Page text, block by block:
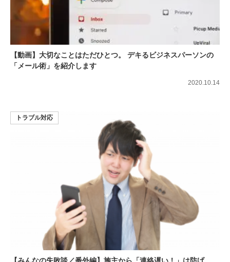
【動画】大切なことはただひとつ。 デキるビジネスパーソンの
「メール術」を紹介します
2020.10.14
【みんなの失敗談／番外編】施主から「連絡遅い！」は防げ
トラブル対応